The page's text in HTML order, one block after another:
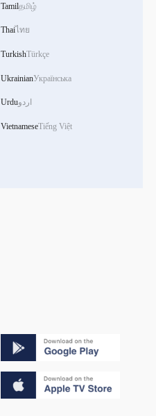
Tamilதமிழ்
Thaiไทย
TurkishTürkçe
UkrainianУкраїнська
Urduاردو
VietnameseTiếng Việt